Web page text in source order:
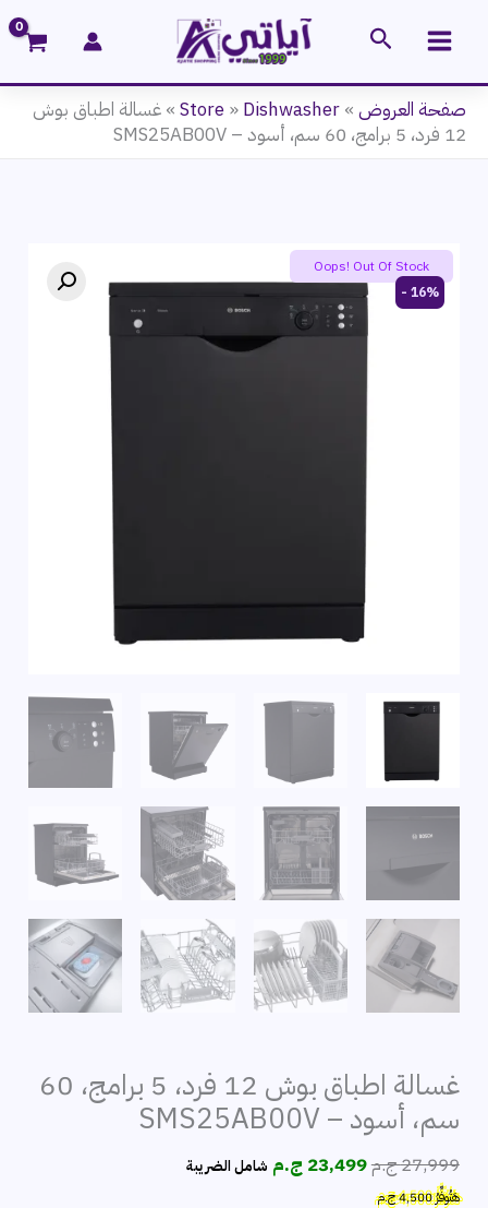
البحث
صفحة العروض »
Store » Dishwasher
» غسالة اطباق بوش
12 فرد، 5 برامج، 60 سم، أسود – SMS25AB00V
Oops! Out Of Stock
16% -
غسالة اطباق بوش 12 فرد، 5 برامج، 60
سم، أسود – SMS25AB00V
27,999ج.مالسعر
23,499 ج.م السعر
شامل الضريبة
هَتُوفِّرُ4,500ج.م